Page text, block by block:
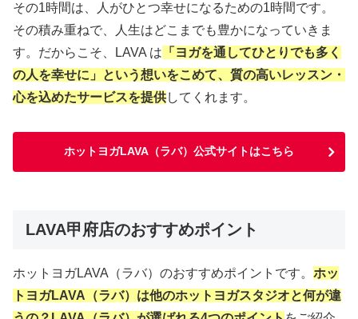
その1時間は、人がひとつ幸せになるための1時間です。
その積み重ねで、人生はどこまでも豊かになっていきま
す。だからこそ、LAVA は 「ヨガを通してひとりでも多く
の人を幸せに」という想いをこめて、質の高いレッスン・
心を込めたサービスを提供してくれます。
ホットヨガLAVA（ラバ）公式サイトはこちら
LAVA甲府店のおすすめポイント
ホットヨガLAVA（ラバ）のおすすめポイントです。 ホッ
トヨガLAVA（ラバ）は他のホットヨガスタジオと何が違